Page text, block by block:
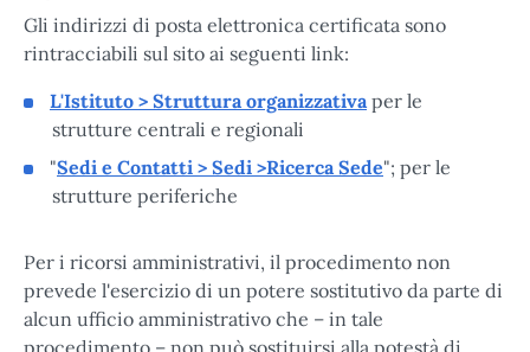
Gli indirizzi di posta elettronica certificata sono
rintracciabili sul sito ai seguenti link:
L'Istituto > Struttura organizzativaper le
strutture centrali e regionali
"Sedi e Contatti > Sedi >Ricerca Sede"; per le
strutture periferiche
Per i ricorsi amministrativi, il procedimento non
prevede l'esercizio di un potere sostitutivo da parte di
alcun ufficio amministrativo che – in tale
procedimento – non può sostituirsi alla potestà di